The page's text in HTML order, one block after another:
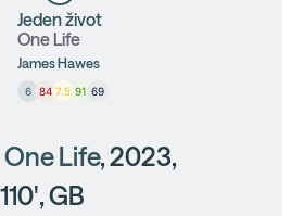
Jeden život
One Life
James Hawes
6 84 7.5 91 69
One Life, 2023,
GB